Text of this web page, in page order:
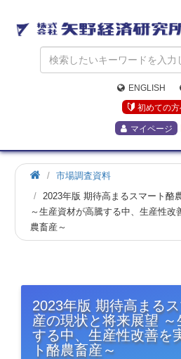
ENGLISH
初めての
マイページ
市場調査資料
2023年版 期待高まるスマート酪
～生産資材が高騰する中、生産性改
農畜産～
2023年版 期待高まる
産の現状と将来展望
する中、生産性改善を
ト酪農畜産～